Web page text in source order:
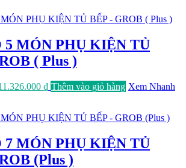
₫.
là:
5 MÓN PHỤ KIỆN TỦ
( Plus )
₫.
₫Giá
là:
Thêm vào giỏ hàng Xem Nhanh
7 MÓN PHỤ KIỆN TỦ
(Plus )